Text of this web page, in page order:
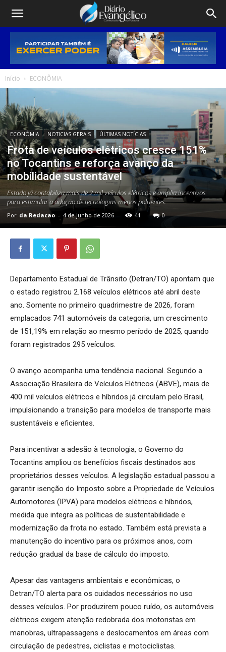
Início ECONÔMIA
ECONÔMIA NOTICIAS GERAIS ÚLTIMAS NOTÍCIAS
Frota de veículos elétricos cresce 151%
no Tocantins e reforça avanço da
mobilidade sustentável
Estado já contabiliza mais de 2 mil veículos elétricos e amplia incentivos
para estimular a adoção de tecnologias menos poluentes.
Por da Redacao - 4 de junho de 2026 41 0
Departamento Estadual de Trânsito (Detran/TO) apontam que
o estado registrou 2.168 veículos elétricos até abril deste
ano. Somente no primeiro quadrimestre de 2026, foram
emplacados 741 automóveis da categoria, um crescimento
de 151,19% em relação ao mesmo período de 2025, quando
foram registrados 295 veículos.
O avanço acompanha uma tendência nacional. Segundo a
Associação Brasileira de Veículos Elétricos (ABVE), mais de
400 mil veículos elétricos e híbridos já circulam pelo Brasil,
impulsionando a transição para modelos de transporte mais
sustentáveis e eficientes.
Para incentivar a adesão à tecnologia, o Governo do
Tocantins ampliou os benefícios fiscais destinados aos
proprietários desses veículos. A legislação estadual passou a
garantir isenção do Imposto sobre a Propriedade de Veículos
Automotores (IPVA) para modelos elétricos e híbridos,
medida que integra as políticas de sustentabilidade e
modernização da frota no estado. Também está prevista a
manutenção do incentivo para os próximos anos, com
redução gradual da base de cálculo do imposto.
Apesar das vantagens ambientais e econômicas, o
Detran/TO alerta para os cuidados necessários no uso
desses veículos. Por produzirem pouco ruído, os automóveis
elétricos exigem atenção redobrada dos motoristas em
manobras, ultrapassagens e deslocamentos em áreas com
circulação de pedestres, ciclistas e motociclistas.